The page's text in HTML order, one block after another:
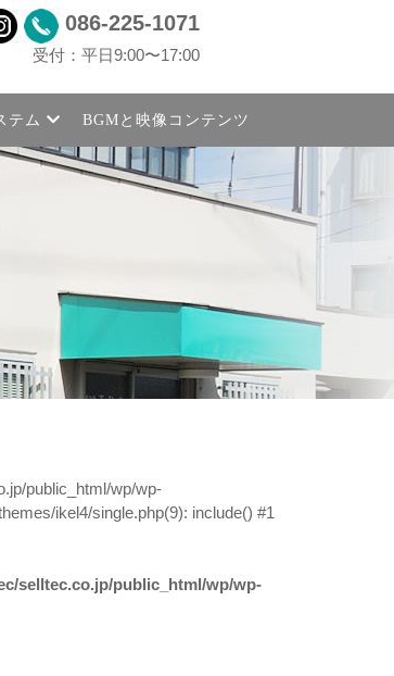
086-225-1071
受付：平日9:00〜17:00
テム BGMと映像コンテンツ
public_html/wp/wp-
ikel4/single.php(9): include() #1
selltec.co.jp/public_html/wp/wp-